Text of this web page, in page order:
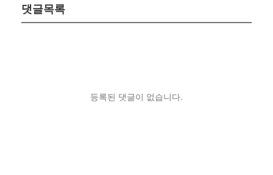
댓글목록
등록된 댓글이 없습니다.